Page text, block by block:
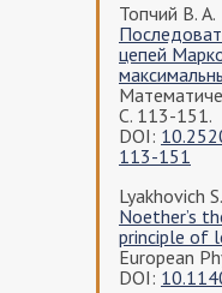
Топчий В. А.
цепей
С. 113-151.
DOI:
113-151
Lyakhovich
Noether’s
principle of
European
DOI: